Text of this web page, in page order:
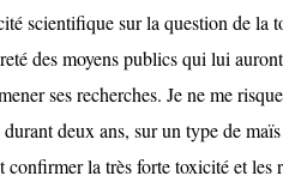
scientifique sur la question de la
des moyens publics qui lui
ses recherches. Je ne me
durant deux ans, sur un type de
la très forte toxicité et les